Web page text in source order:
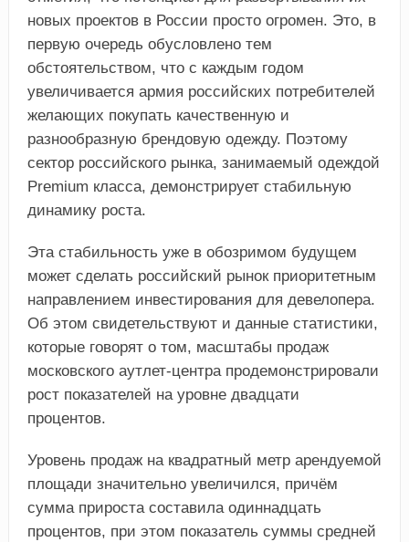
новых проектов в России просто огромен. Это, в
первую очередь обусловлено тем
обстоятельством, что с каждым годом
увеличивается армия российских потребителей
желающих покупать качественную и
разнообразную брендовую одежду. Поэтому
сектор российского рынка, занимаемый одеждой
Premium класса, демонстрирует стабильную
динамику роста.
Эта стабильность уже в обозримом будущем
может сделать российский рынок приоритетным
направлением инвестирования для девелопера.
Об этом свидетельствуют и данные статистики,
которые говорят о том, масштабы продаж
московского аутлет-центра продемонстрировали
рост показателей на уровне двадцати
процентов.
Уровень продаж на квадратный метр арендуемой
площади значительно увеличился, причём
сумма прироста составила одиннадцать
процентов, при этом показатель суммы средней